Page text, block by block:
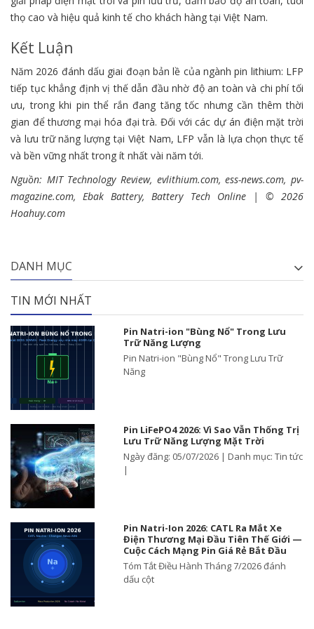
thọ cao và hiệu quả kinh tế cho khách hàng tại Việt Nam.
Kết Luận
Năm 2026 đánh dấu giai đoạn bản lề của ngành pin lithium: LFP
tiếp tục khẳng định vị thế dẫn đầu nhờ độ an toàn và chi phí tối
ưu, trong khi pin thể rắn đang tăng tốc nhưng cần thêm thời
gian để thương mại hóa đại trà. Đối với các dự án điện mặt trời
và lưu trữ năng lượng tại Việt Nam, LFP vẫn là lựa chọn thực tế
và bền vững nhất trong ít nhất vài năm tới.
Nguồn: MIT Technology Review, evlithium.com, ess-news.com, pv-
magazine.com, Ebak Battery, Battery Tech Online | © 2026
Hoahuy.com
DANH MỤC
TIN MỚI NHẤT
Pin Natri-ion "Bùng Nổ" Trong Lưu
Trữ Năng Lượng
Pin Natri-ion "Bùng Nổ" Trong Lưu Trữ
Năng
Pin LiFePO4 2026: Vì Sao Vẫn Thống Trị
Lưu Trữ Năng Lượng Mặt Trời
Ngày đăng: 05/07/2026 | Danh mục: Tin tức
|
Pin Natri-Ion 2026: CATL Ra Mắt Xe
Điện Thương Mại Đầu Tiên Thế Giới —
Cuộc Cách Mạng Pin Giá Rẻ Bắt Đầu
Tóm Tắt Điều Hành Tháng 7/2026 đánh
dấu cột